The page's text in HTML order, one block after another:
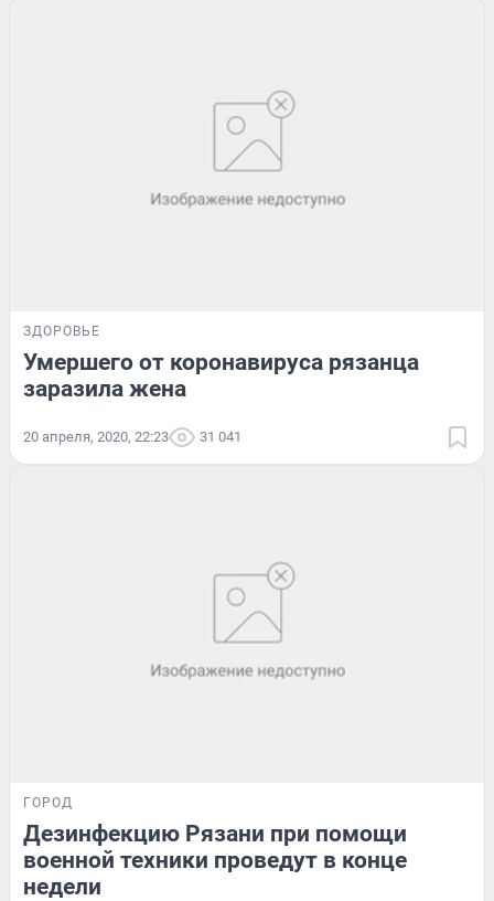
ЗДОРОВЬЕ
Умершего от коронавируса рязанца
заразила жена
20 апреля, 2020, 22:23 31 041
ГОРОД
Дезинфекцию Рязани при помощи
военной техники проведут в конце
недели